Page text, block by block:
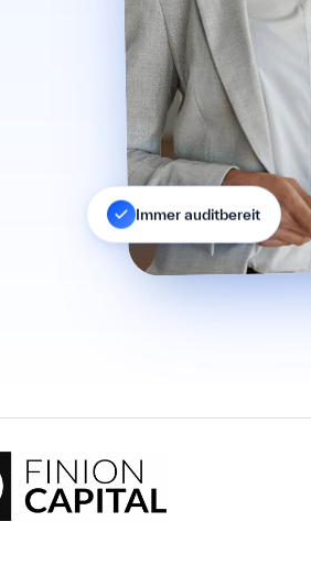
Immer auditbereit